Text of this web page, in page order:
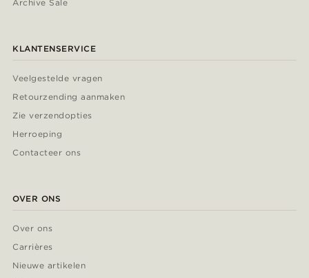
Archive Sale
KLANTENSERVICE
Veelgestelde vragen
Retourzending aanmaken
Zie verzendopties
Herroeping
Contacteer ons
OVER ONS
Over ons
Carrières
Nieuwe artikelen